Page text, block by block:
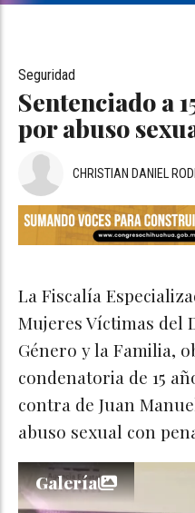
Sentenciado a
por abuso
Seguridad
CHRISTIAN DANIEL
La Fiscalía
Mujeres Víctimas del
Género y la Familia,
condenatoria de 15
contra de Juan
abuso sexual con
Galería